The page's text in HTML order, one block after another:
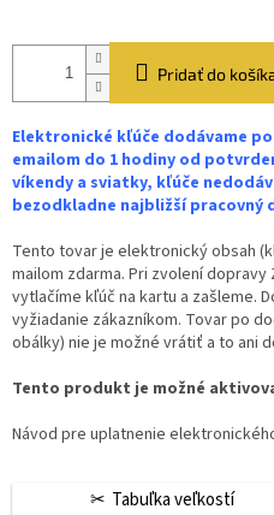
Pridať do
Elektronické kľúče dodávame
emailom do 1 hodiny od
víkendy a sviatky, kľúče
bezodkladne najbližší pracovný
Tento tovar je elektronický obsah
mailom zdarma. Pri zvolení
vytlačíme kľúč na kartu a zašleme.
vyžiadanie zákazníkom. Tovar po
obálky) nie je možné vrátiť a to ani
Tento produkt je možné
Návod pre uplatnenie
Tabuľka veľkostí